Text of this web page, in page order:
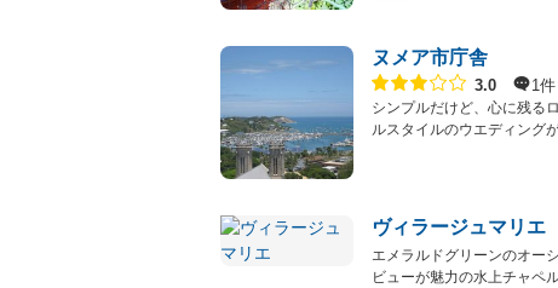
ヌメア市庁舎
点数
3.0 1件
シンプルだけど、心に残る
ルスタイルのウエディング
ヴィラージュマリエ
エメラルドグリーンのオー
ビューが魅力の水上チャペ